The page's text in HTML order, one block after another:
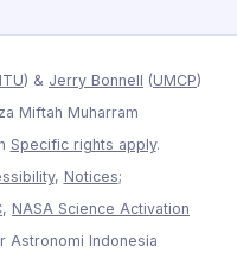
) & Jerry Bonnell (UMCP)
Miftah Muharram
Specific rights apply.
, Notices;
, NASA Science Activation
Astronomi Indonesia